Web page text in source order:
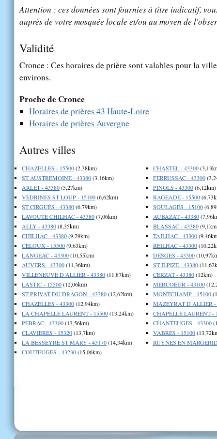
Attention : ces données sont fournies à titre indicatif,
auprès de votre mosquée locale et/ou au moyen de
Validité
Cronce : Ces horaires de prière sont valables pour la
environs.
Proche de Cronce
Horaires de prières 43 Haute-Loire
Horaires de prières Auvergne
Autres villes
CHAZELLES - 15500(2,38km)
ST AUSTREMOINE - 43380(3,16km)
ARLET - 43380(5,27km)
VEDRINES ST LOUP - 15100(6,62km)
ST CIRGUES - 43380(6,79km)
LAVOUTE CHILHAC - 43380(7,06km)
ALLY - 43380(8,35km)
CHILHAC - 43380(9,29km)
CELOUX - 15500(9,63km)
LANGEAC - 43300(10,55km)
AUVERS - 43300(11,36km)
VILLENEUVE D ALLIER - 43380(11,87km)
LASTIC - 15500(12,06km)
ST PRIVAT DU DRAGON - 43380(12,62km)
CHAZELLES - 43300(12,94km)
LA CHAPELLE LAURENT - 15500(13,24km)
PEBRAC - 43300(13,56km)
CLAVIERES - 15320(13,7km)
LA BESSEYRE ST MARY - 43170(14,34km)
COUTEUGES - 43230(15,06km)
CHASTEL - 43300
FERRUSSAC - 43300
PINOLS - 43300(6,12km)
RAGEADE - 15500
SOULAGES - 15100
AUBAZAT - 43380
BLASSAC - 43380
TAILHAC - 43300
REILHAC - 43300
DESGES - 43300
ST ILPIZE - 43380
CERZAT - 43380(12km)
MERCOEUR - 43100
MONTCHAMP - 15100
MAZEYRAT D ALLIER -
CHAPELLE LAURENT -
CHANTEUGES - 43300
VABRES - 15100
RUYNES EN